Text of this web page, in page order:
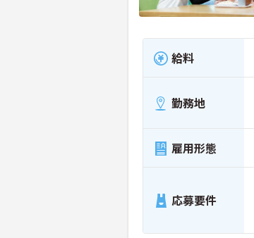
給料
勤務地
雇用形態
応募要件